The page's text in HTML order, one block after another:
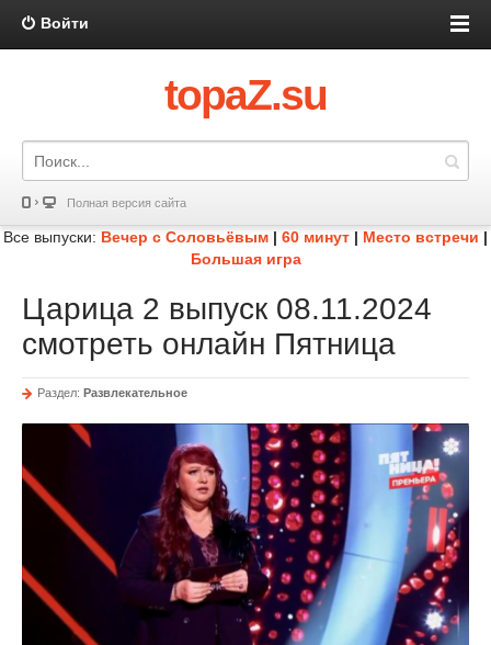
Войти
topaZ.su
Полная версия сайта
Все выпуски: Вечер с Соловьёвым | 60 минут | Место встречи |
Большая игра
Царица 2 выпуск 08.11.2024
смотреть онлайн Пятница
Раздел: Развлекательное